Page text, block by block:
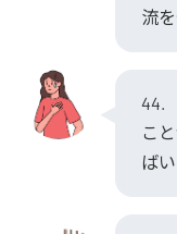
流
44.
こ
ば